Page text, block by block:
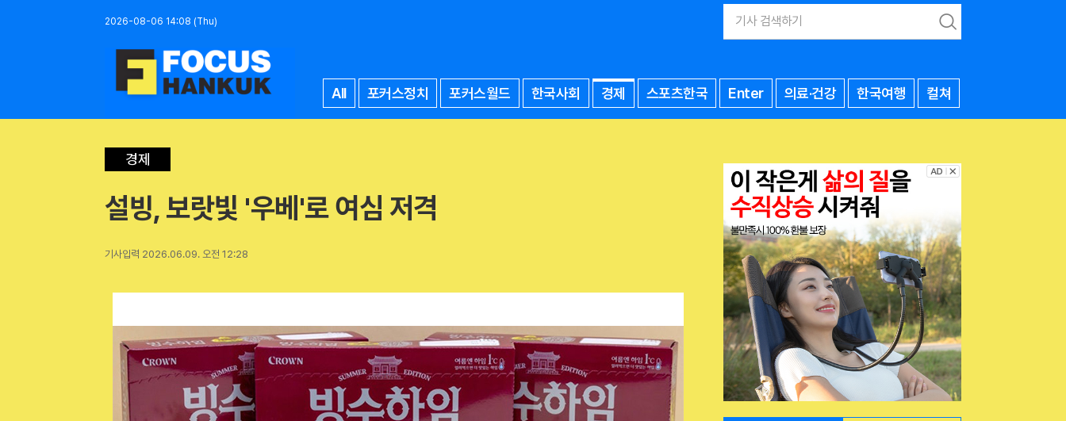
검
색
2026-08-06 14:08 (Thu)
All 포커스정치 포커스월드 한국사회 경제 스포츠한국 Enter 의료·건강 한국여행 컬쳐
경제
설빙, 보랏빛 '우베'로 여심 저격
기사입력 2026.06.09. 오전 12:28